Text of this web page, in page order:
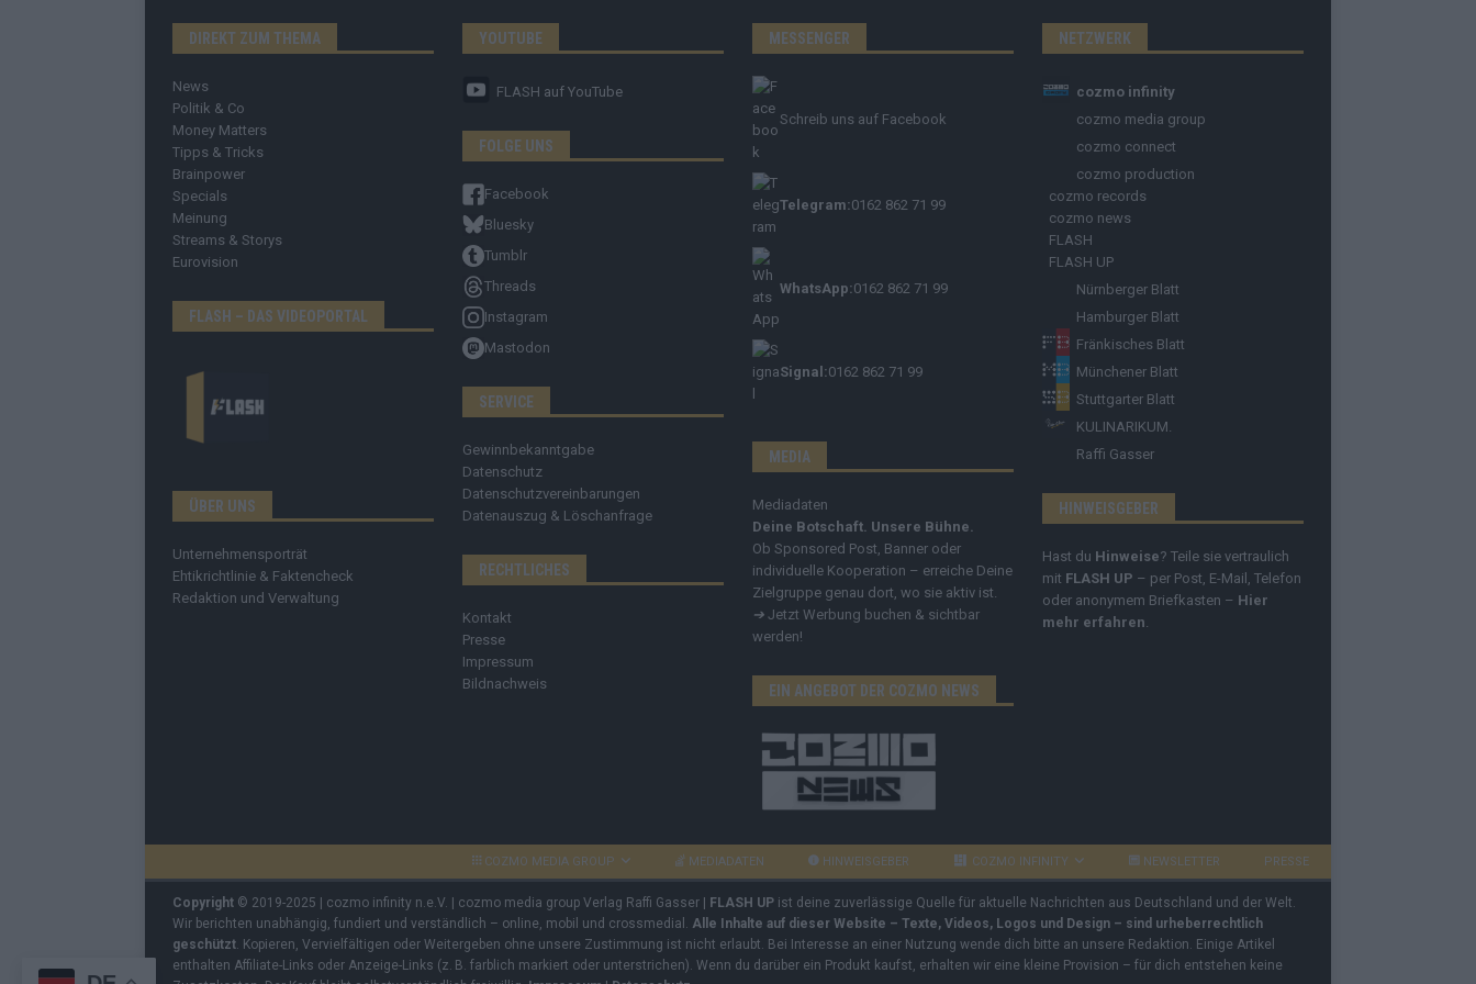
DIREKT ZUM THEMA
News
Politik & Co
Money Matters
Tipps & Tricks
Brainpower
Specials
Meinung
Streams & Storys
Eurovision
FLASH – DAS VIDEOPORTAL
ÜBER UNS
Unternehmensporträt
Ehtikrichtlinie & Faktencheck
Redaktion und Verwaltung
YOUTUBE
FLASH auf YouTube
FOLGE UNS
Facebook
Bluesky
Tumblr
Threads
Instagram
Mastodon
SERVICE
Gewinnbekanntgabe
Datenschutz
Datenschutzvereinbarungen
Datenauszug & Löschanfrage
RECHTLICHES
Kontakt
Presse
Impressum
Bildnachweis
MESSENGER
Schreib uns auf Facebook
Telegram:0162 862 71 99
WhatsApp:0162 862 71 99
Signal:0162 862 71 99
MEDIA
Mediadaten
Deine Botschaft. Unsere Bühne.
Ob Sponsored Post, Banner oder
individuelle Kooperation – erreiche Deine
Zielgruppe genau dort, wo sie aktiv ist.
➔ Jetzt Werbung buchen & sichtbar
werden!
EIN ANGEBOT DER COZMO NEWS
NETZWERK
cozmo infinity
cozmo media group
cozmo connect
cozmo production
cozmo records
cozmo news
FLASH
FLASH UP
Nürnberger Blatt
Hamburger Blatt
Fränkisches Blatt
Münchener Blatt
Stuttgarter Blatt
KULINARIKUM.
Raffi Gasser
HINWEISGEBER
Hast du Hinweise? Teile sie vertraulich
mit FLASH UP – per Post, E-Mail, Telefon
oder anonymem Briefkasten – Hier
mehr erfahren.
COZMO MEDIA GROUP MEDIADATEN HINWEISGEBER COZMO INFINITY NEWSLETTER PRESSE
Copyright © 2019-2025 | cozmo infinity n.e.V. | cozmo media group Verlag Raffi Gasser | FLASH UP ist deine zuverlässige Quelle für aktuelle Nachrichten aus Deutschland und der Welt.
Wir berichten unabhängig, fundiert und verständlich – online, mobil und crossmedial. Alle Inhalte auf dieser Website – Texte, Videos, Logos und Design – sind urheberrechtlich
geschützt . Kopieren, Vervielfältigen oder Weitergeben ohne unsere Zustimmung ist nicht erlaubt. Bei Interesse an einer Nutzung wende dich bitte an unsere Redaktion. Einige Artikel
enthalten Affiliate-Links oder Anzeige-Links (z. B. farblich markiert oder unterstrichen). Wenn du darüber ein Produkt kaufst, erhalten wir eine kleine Provision – für dich entstehen keine